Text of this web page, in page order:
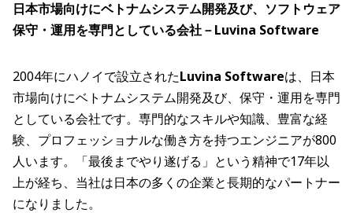
日本市場向けにベトナムシステム開発及び、ソフトウェア
保守・運用を専門としている会社－Luvina Software
2004年にハノイで設立されたLuvina Softwareは、日本
市場向けにベトナムシステム開発及び、保守・運用を専門
としている会社です。専門的なスキルや知識、豊富な経
験、プロフェッショナルな働き方を持つエンジニアが800
人います。「最後までやり遂げる」という精神で17年以
上が経ち、当社は日本の多くの企業と長期的なパートナー
になりました。